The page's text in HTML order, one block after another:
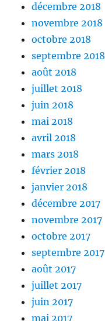
décembre 2018
novembre 2018
octobre 2018
septembre 2018
août 2018
juillet 2018
juin 2018
mai 2018
avril 2018
mars 2018
février 2018
janvier 2018
décembre 2017
novembre 2017
octobre 2017
septembre 2017
août 2017
juillet 2017
juin 2017
mai 2017